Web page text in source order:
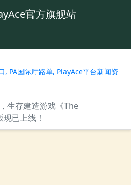
官方旗舰站
, PA国际厅路单, PlayAce平台新闻资
生存建造游戏《The
已上线！